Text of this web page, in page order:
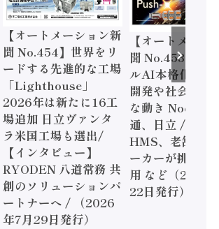
【オートメーション新
聞 No.454】世界をリ
ードする先進的な工場
「Lighthouse」
2026年は新たに16工
場追加 日立ヴァンタ
ラ米国工場も選出/
【インタビュー】
RYODEN 八道常務 共
創のソリューションパ
ートナーへ / （2026
年7月29日発行）
【オートメーシ
聞 No.453】フ
ルAI本格化へ
開発や社会実装
な動き Noetra
通、日立 / 兵神
HMS、老舗ポ
ーカーが挑むデ
用 など（2026
22日発行）